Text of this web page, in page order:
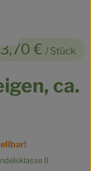
ca.
3,70 € / Stück
II